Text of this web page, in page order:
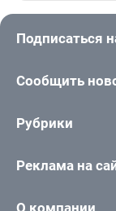
Подписаться
Сообщить
Рубрики
Реклама на